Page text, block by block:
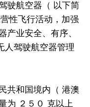
驶航空器（ 以下简
性飞行活动，加强
产业安全、有序、
人驾驶航空器管理
共和国境内（ 港澳
为 ２５０ 克以上